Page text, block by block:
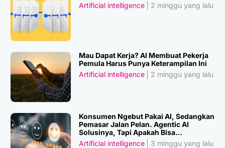
Artificial intelligence
2 minggu yang lalu
Mau Dapat Kerja? AI Membuat Pekerja
Pemula Harus Punya Keterampilan Ini
Artificial intelligence
2 minggu yang lalu
Konsumen Ngebut Pakai AI, Sedangkan
Pemasar Jalan Pelan. Agentic AI
Solusinya, Tapi Apakah Bisa
Dipercaya?
Artificial intelligence 3 minggu yang lalu